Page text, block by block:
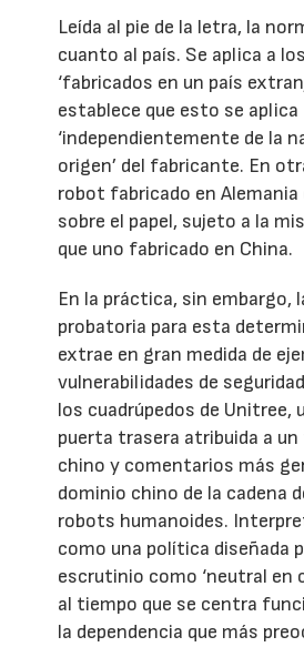
Leída al pie de la letra, la
cuanto al país. Se aplica a
‘fabricados en un país
establece que esto se aplica
‘independientemente de la
origen’ del fabricante. En
robot fabricado en Alemania
sobre el papel, sujeto a la
que uno fabricado en China.
En la práctica, sin embargo,
probatoria para esta
extrae en gran medida de
vulnerabilidades de
los cuadrúpedos de Unitree,
puerta trasera atribuida a
chino y comentarios más
dominio chino de la cadena
robots humanoides.
como una política diseñada
escrutinio como ‘neutral en
al tiempo que se centra
la dependencia que más